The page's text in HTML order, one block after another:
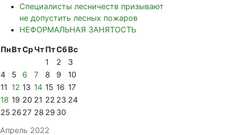
Специалисты лесничеств призывают
не допустить лесных пожаров
НЕФОРМАЛЬНАЯ ЗАНЯТОСТЬ
Апрель 2022
ПнВтСрЧтПтСбВс
1
2
3
4
5 6 7 8 9
10
11 12 13 14 15 16 17
18 19 20 21 22 23 24
25 26 27 28 29 30